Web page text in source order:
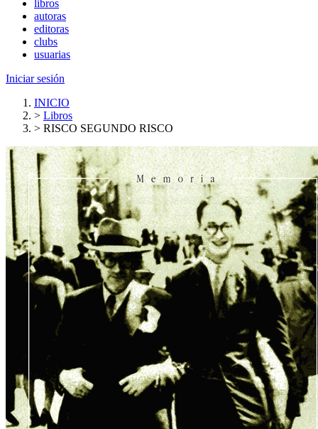
libros
autoras
editoras
clubs
usuarias
Iniciar sesión
INICIO
> Libros
> RISCO SEGUNDO RISCO